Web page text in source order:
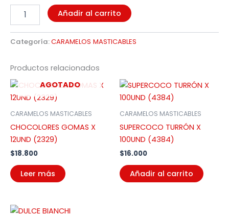
Añadir al carrito
Categoría:CARAMELOS MASTICABLES
Productos relacionados
AGOTADO
CARAMELOS MASTICABLES
CHOCOLORES GOMAS X
12UND (2329)
$18.800
Leer más
CARAMELOS MASTICABLES
SUPERCOCO TURRÓN X
100UND (4384)
$16.000
Añadir al carrito